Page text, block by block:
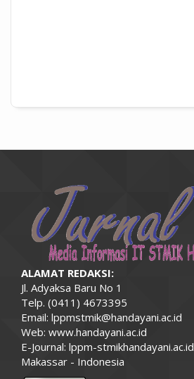
ALAMAT REDAKSI:
Jl. Adyaksa Baru No 1
Telp. (0411) 4673395
Email: lppmstmik@handayani.ac.id
Web: www.handayani.ac.id
E-Journal: lppm-stmikhandayani.ac.id
Makassar - Indonesia